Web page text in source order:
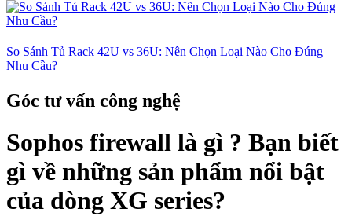
So Sánh Tủ Rack 42U vs 36U: Nên Chọn Loại Nào Cho Đúng
Nhu Cầu?
Góc tư vấn công nghệ
Sophos firewall là gì ? Bạn biết
gì về những sản phẩm nổi bật
của dòng XG series?